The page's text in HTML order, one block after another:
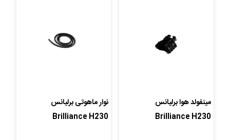
مینفولد هوا برلیانس
Brilliance H230
نوار ماهوتی برلیانس
Brilliance H230